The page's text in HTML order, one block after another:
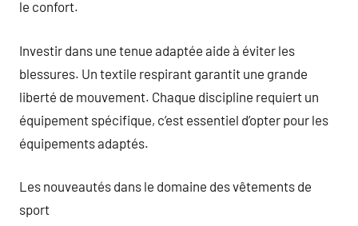
le confort.
Investir dans une tenue adaptée aide à éviter les
blessures. Un textile respirant garantit une grande
liberté de mouvement. Chaque discipline requiert un
équipement spécifique, c’est essentiel d’opter pour les
équipements adaptés.
Les nouveautés dans le domaine des vêtements de
sport